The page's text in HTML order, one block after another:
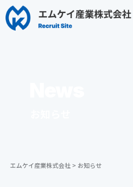
エムケイ産業株式会社 > お知らせ